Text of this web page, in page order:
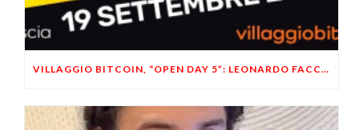
VILLAGGIO BITCOIN, “OPEN DAY 5”: LEONARDO FACCO OSPITE A BRESCIA